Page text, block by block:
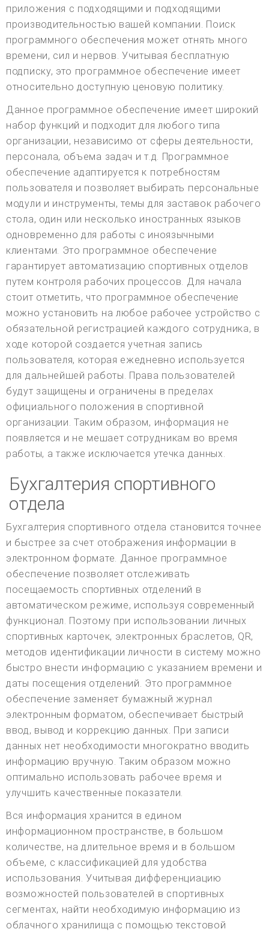
приложения с подходящими и подходящими
производительностью вашей компании. Поиск
программного обеспечения может отнять много
времени, сил и нервов. Учитывая бесплатную
подписку, это программное обеспечение имеет
относительно доступную ценовую политику.
Данное программное обеспечение имеет широкий
набор функций и подходит для любого типа
организации, независимо от сферы деятельности,
персонала, объема задач и т.д. Программное
обеспечение адаптируется к потребностям
пользователя и позволяет выбирать персональные
модули и инструменты, темы для заставок рабочего
стола, один или несколько иностранных языков
одновременно для работы с иноязычными
клиентами. Это программное обеспечение
гарантирует автоматизацию спортивных отделов
путем контроля рабочих процессов. Для начала
стоит отметить, что программное обеспечение
можно установить на любое рабочее устройство с
обязательной регистрацией каждого сотрудника, в
ходе которой создается учетная запись
пользователя, которая ежедневно используется
для дальнейшей работы. Права пользователей
будут защищены и ограничены в пределах
официального положения в спортивной
организации. Таким образом, информация не
появляется и не мешает сотрудникам во время
работы, а также исключается утечка данных.
Бухгалтерия спортивного
отдела
Бухгалтерия спортивного отдела становится точнее
и быстрее за счет отображения информации в
электронном формате. Данное программное
обеспечение позволяет отслеживать
посещаемость спортивных отделений в
автоматическом режиме, используя современный
функционал. Поэтому при использовании личных
спортивных карточек, электронных браслетов, QR,
методов идентификации личности в систему можно
быстро внести информацию с указанием времени и
даты посещения отделений. Это программное
обеспечение заменяет бумажный журнал
электронным форматом, обеспечивает быстрый
ввод, вывод и коррекцию данных. При записи
данных нет необходимости многократно вводить
информацию вручную. Таким образом можно
оптимально использовать рабочее время и
улучшить качественные показатели.
Вся информация хранится в едином
информационном пространстве, в большом
количестве, на длительное время и в большом
объеме, с классификацией для удобства
использования. Учитывая дифференциацию
возможностей пользователей в спортивных
сегментах, найти необходимую информацию из
облачного хранилища с помощью текстовой